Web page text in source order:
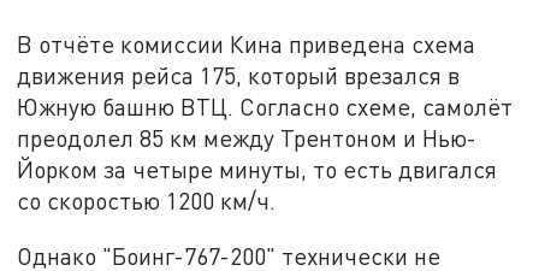
В отчёте комиссии Кина приведена схема
движения рейса 175, который врезался в
Южную башню ВТЦ. Согласно схеме, самолёт
преодолел 85 км между Трентоном и Нью-
Йорком за четыре минуты, то есть двигался
со скоростью 1200 км/ч.
Однако "Боинг-767-200" технически не